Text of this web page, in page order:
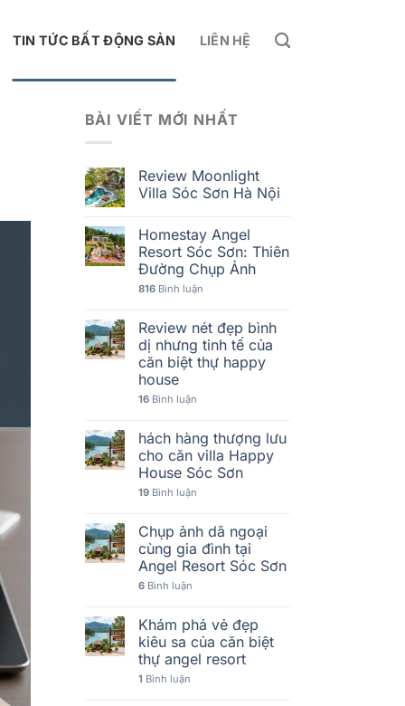
TIN TỨC BẤT ĐỘNG SẢN LIÊN HỆ
BÀI VIẾT MỚI NHẤT
Review Moonlight
Villa Sóc Sơn Hà Nội
Homestay Angel
Resort Sóc Sơn: Thiên
Đường Chụp Ảnh
816Bình luận
Review nét đẹp bình
dị nhưng tinh tế của
căn biệt thự happy
house
16Bình luận
hách hàng thượng lưu
cho căn villa Happy
House Sóc Sơn
19Bình luận
Chụp ảnh dã ngoại
cùng gia đình tại
Angel Resort Sóc Sơn
6Bình luận
Khám phá vẻ đẹp
kiêu sa của căn biệt
thự angel resort
1 Bình luận